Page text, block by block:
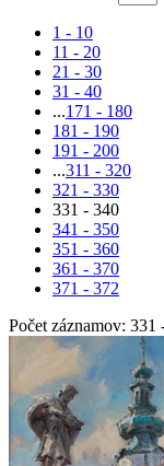
1 - 10
11 - 20
21 - 30
31 - 40
...171 - 180
181 - 190
191 - 200
...311 - 320
321 - 330
331 - 340
341 - 350
351 - 360
361 - 370
371 - 372
Počet záznamov: 331